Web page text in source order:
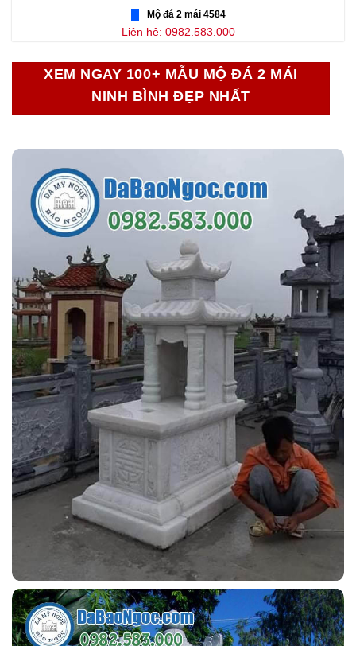
Mộ đá 2 mái 4584
Liên hệ: 0982.583.000
XEM NGAY 100+ MẪU MỘ ĐÁ 2 MÁI
NINH BÌNH ĐẸP NHẤT